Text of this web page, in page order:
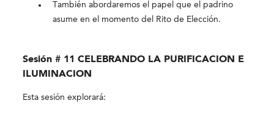
También abordaremos el papel que el padrino
asume en el momento del Rito de Elección.
Sesión # 11 CELEBRANDO LA PURIFICACION E
ILUMINACION
Esta sesión explorará: